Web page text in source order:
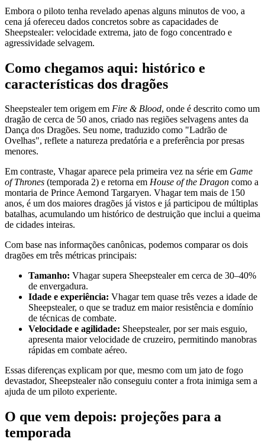
Embora o piloto tenha revelado apenas alguns minutos de voo, a
cena já ofereceu dados concretos sobre as capacidades de
Sheepstealer: velocidade extrema, jato de fogo concentrado e
agressividade selvagem.
Como chegamos aqui: histórico e
características dos dragões
Sheepstealer tem origem em Fire & Blood, onde é descrito como um
dragão de cerca de 50 anos, criado nas regiões selvagens antes da
Dança dos Dragões. Seu nome, traduzido como "Ladrão de
Ovelhas", reflete a natureza predatória e a preferência por presas
menores.
Em contraste, Vhagar aparece pela primeira vez na série em Game
of Thrones (temporada 2) e retorna em House of the Dragon como a
montaria de Prince Aemond Targaryen. Vhagar tem mais de 150
anos, é um dos maiores dragões já vistos e já participou de múltiplas
batalhas, acumulando um histórico de destruição que inclui a queima
de cidades inteiras.
Com base nas informações canônicas, podemos comparar os dois
dragões em três métricas principais:
Tamanho: Vhagar supera Sheepstealer em cerca de 30–40%
de envergadura.
Idade e experiência: Vhagar tem quase três vezes a idade de
Sheepstealer, o que se traduz em maior resistência e domínio
de técnicas de combate.
Velocidade e agilidade: Sheepstealer, por ser mais esguio,
apresenta maior velocidade de cruzeiro, permitindo manobras
rápidas em combate aéreo.
Essas diferenças explicam por que, mesmo com um jato de fogo
devastador, Sheepstealer não conseguiu conter a frota inimiga sem a
ajuda de um piloto experiente.
O que vem depois: projeções para a
temporada